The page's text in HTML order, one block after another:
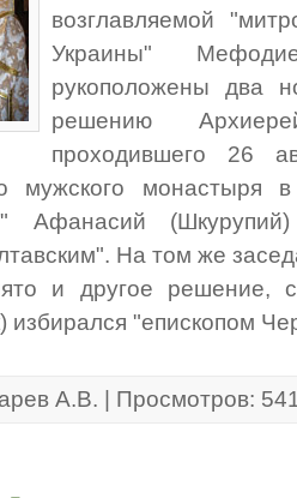
возглавляемой
Украины"
рукоположены два
решению
проходившего 26
мужского монастыря
Афанасий
На том же
и другое решение,
избирался "епископом
А.В. | Просмотров: